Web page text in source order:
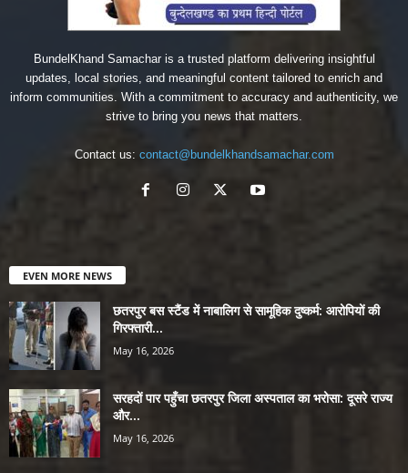
BundelKhand Samachar is a trusted platform delivering insightful
updates, local stories, and meaningful content tailored to enrich and
inform communities. With a commitment to accuracy and authenticity, we
strive to bring you news that matters.
Contact us: contact@bundelkhandsamachar.com
EVEN MORE NEWS
छतरपुर बस स्टैंड में नाबालिग से सामूहिक दुष्कर्म: आरोपियों की
गिरफ्तारी...
May 16, 2026
सरहदों पार पहुँचा छतरपुर जिला अस्पताल का भरोसा: दूसरे राज्य
और...
May 16, 2026